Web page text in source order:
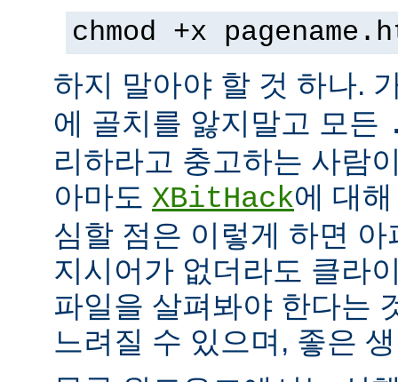
chmod +x
하지 말아야 할 것 하나.
에 골치를 앓지말고 모든
리하라고 충고하는 사람
아마도 XBitHack에 대
심할 점은 이렇게 하면
지시어가 없더라도 클라
파일을 살펴봐야 한다는
느려질 수 있으며, 좋은